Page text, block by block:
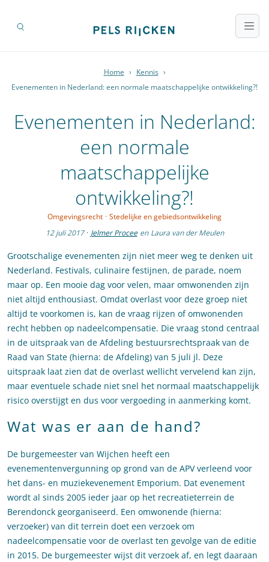
Home › Kennis ›
Evenementen in Nederland: een normale maatschappelijke ontwikkeling?!
Evenementen in Nederland:
een normale
maatschappelijke
ontwikkeling?!
Omgevingsrecht · Stedelijke en gebiedsontwikkeling
12 juli 2017 · Jelmer Procee en Laura van der Meulen
Grootschalige evenementen zijn niet meer weg te denken uit
Nederland. Festivals, culinaire festijnen, de parade, noem
maar op. Een mooie dag voor velen, maar omwonenden zijn
niet altijd enthousiast. Omdat overlast voor deze groep niet
altijd te voorkomen is, kan de vraag rijzen of omwonenden
recht hebben op nadeelcompensatie. Die vraag stond centraal
in de uitspraak van de Afdeling bestuursrechtspraak van de
Raad van State (hierna: de Afdeling) van 5 juli jl. Deze
uitspraak laat zien dat de overlast wellicht vervelend kan zijn,
maar eventuele schade niet snel het normaal maatschappelijk
risico overstijgt en dus voor vergoeding in aanmerking komt.
Wat was er aan de hand?
De burgemeester van Wijchen heeft een
evenementenvergunning op grond van de APV verleend voor
het dans- en muziekevenement Emporium. Dat evenement
wordt al sinds 2005 ieder jaar op het recreatieterrein de
Berendonck georganiseerd. Een omwonende (hierna:
verzoeker) van dit terrein doet een verzoek om
nadeelcompensatie voor de overlast ten gevolge van de editie
in 2015. De burgemeester wijst dit verzoek af, en legt daaraan